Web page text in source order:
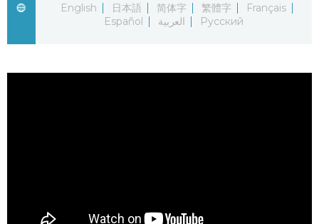
Fragmentos de Japón
English
日本語 简体字 繁體字
Français
Español
العربية Русский